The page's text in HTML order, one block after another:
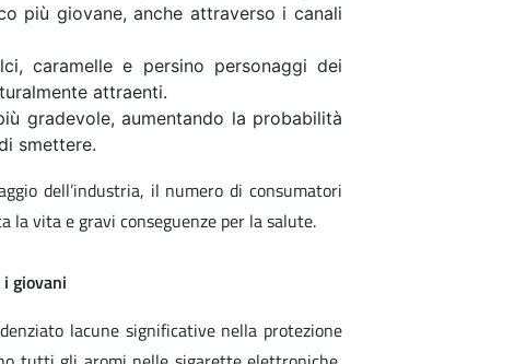
più giovane, anche attraverso i canali
caramelle e persino personaggi dei
attraenti.
gradevole, aumentando la probabilità
smettere.
dell’industria, il numero di consumatori
la vita e gravi conseguenze per la salute.
giovani
lacune significative nella protezione